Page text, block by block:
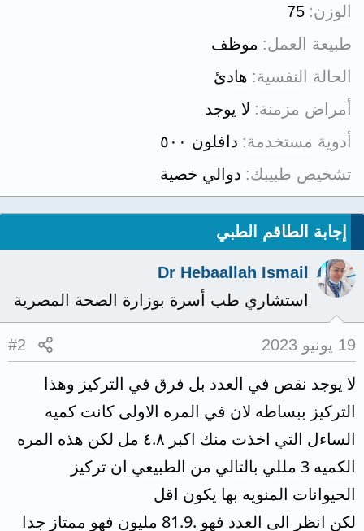
الوزن 75
طبيعة العمل
موظف
الحالة النفسية هادئ
أمراض مزمنة لا يوجد
أدوية مستخدمة دافلون ٥٠٠
تشخيص طبيبك دوالي خصية
إجابة الطاقم الطبي
Dr Hebaallah Ismail
استشاري طب أسرة بوزارة الصحة المصرية
19 يونيو 2023 #2
لا يوجد نقص في العدد بل فرق في التركيز وهذا
التركيز ببساطه لان في المره الاولى كانت كميه
الساءل التي اخذت منك اكبر ٤.٨ مل لكن هذه المره
الكميه 3 مللي بالتالي من الطبيعي ان تركيز
الحيوانات المنويه بها يكون اقل
لكن انظر الى العدد فهو .81.9 مليون فهو ممتاز جدا